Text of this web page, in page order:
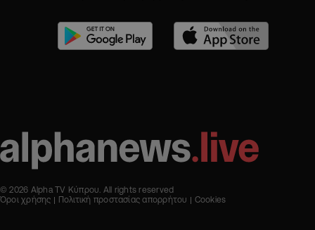
© 2026 Alpha TV Κύπρου. All rights reserved
Όροι χρήσης
Πολιτική προστασίας απορρήτου Cookies